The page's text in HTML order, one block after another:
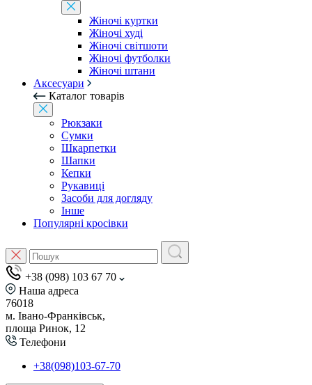
Жіночі куртки
Жіночі худі
Жіночі світшоти
Жіночі футболки
Жіночі штани
Аксесуари
Каталог товарів
Рюкзаки
Сумки
Шкарпетки
Шапки
Кепки
Рукавиці
Засоби для догляду
Інше
Популярні кросівки
+38 (098) 103 67 70
Наша адреса
76018
м. Івано-Франківськ,
площа Ринок, 12
Телефони
+38(098)103-67-70